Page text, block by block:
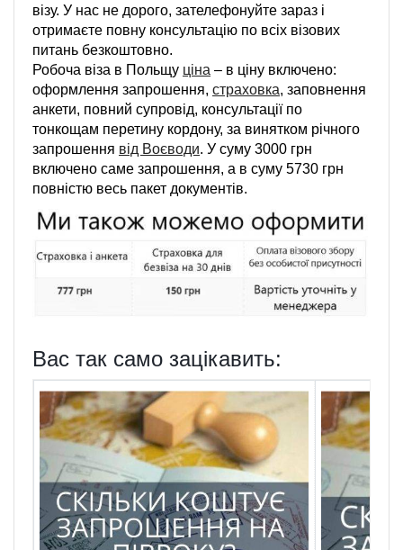
візу. У нас не дорого, зателефонуйте зараз і
отримаєте повну консультацію по всіх візових
питань безкоштовно.
Робоча віза в Польщу ціна – в ціну включено:
оформлення запрошення, страховка, заповнення
анкети, повний супровід, консультації по
тонкощам перетину кордону, за винятком річного
запрошення від Воєводи. У суму 3000 грн
включено саме запрошення, а в суму 5730 грн
повністю весь пакет документів.
Вас так само зацікавить: